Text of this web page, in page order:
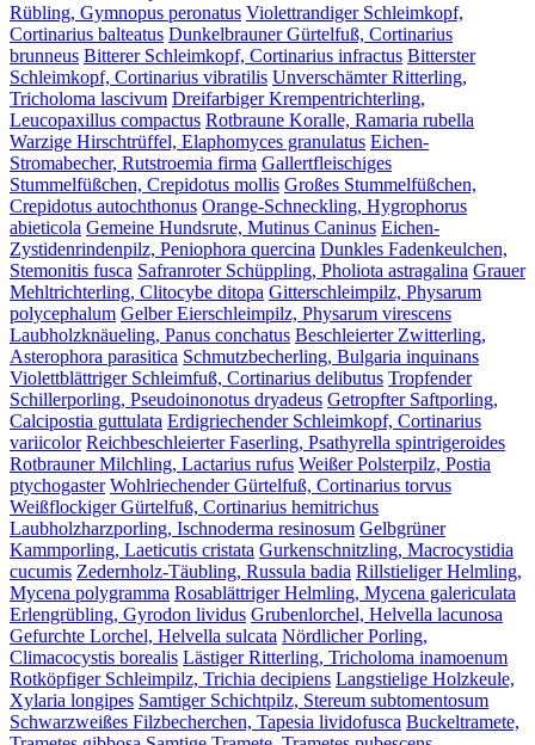
Rübling, Gymnopus peronatus Violettrandiger Schleimkopf,
Cortinarius balteatus Dunkelbrauner Gürtelfuß, Cortinarius
brunneus Bitterer Schleimkopf, Cortinarius infractus Bitterster
Schleimkopf, Cortinarius vibratilis Unverschämter Ritterling,
Tricholoma lascivum Dreifarbiger Krempentrichterling,
Leucopaxillus compactus Rotbraune Koralle, Ramaria rubella
Warzige Hirschtrüffel, Elaphomyces granulatus Eichen-
Stromabecher, Rutstroemia firma Gallertfleischiges
Stummelfüßchen, Crepidotus mollis Großes Stummelfüßchen,
Crepidotus autochthonus Orange-Schneckling, Hygrophorus
abieticola Gemeine Hundsrute, Mutinus Caninus Eichen-
Zystidenrindenpilz, Peniophora quercina Dunkles Fadenkeulchen,
Stemonitis fusca Safranroter Schüppling, Pholiota astragalina Grauer
Mehltrichterling, Clitocybe ditopa Gitterschleimpilz, Physarum
polycephalum Gelber Eierschleimpilz, Physarum virescens
Laubholzknäueling, Panus conchatus Beschleierter Zwitterling,
Asterophora parasitica Schmutzbecherling, Bulgaria inquinans
Violettblättriger Schleimfuß, Cortinarius delibutus Tropfender
Schillerporling, Pseudoinonotus dryadeus Getropfter Saftporling,
Calcipostia guttulata Erdigriechender Schleimkopf, Cortinarius
variicolor Reichbeschleierter Faserling, Psathyrella spintrigeroides
Rotbrauner Milchling, Lactarius rufus Weißer Polsterpilz, Postia
ptychogaster Wohlriechender Gürtelfuß, Cortinarius torvus
Weißflockiger Gürtelfuß, Cortinarius hemitrichus
Laubholzharzporling, Ischnoderma resinosum Gelbgrüner
Kammporling, Laeticutis cristata Gurkenschnitzling, Macrocystidia
cucumis Zedernholz-Täubling, Russula badia Rillstieliger Helmling,
Mycena polygramma Rosablättriger Helmling, Mycena galericulata
Erlengrübling, Gyrodon lividus Grubenlorchel, Helvella lacunosa
Gefurchte Lorchel, Helvella sulcata Nördlicher Porling,
Climacocystis borealis Lästiger Ritterling, Tricholoma inamoenum
Rotköpfiger Schleimpilz, Trichia decipiens Langstielige Holzkeule,
Xylaria longipes Samtiger Schichtpilz, Stereum subtomentosum
Schwarzweißes Filzbecherchen, Tapesia lividofusca Buckeltramete,